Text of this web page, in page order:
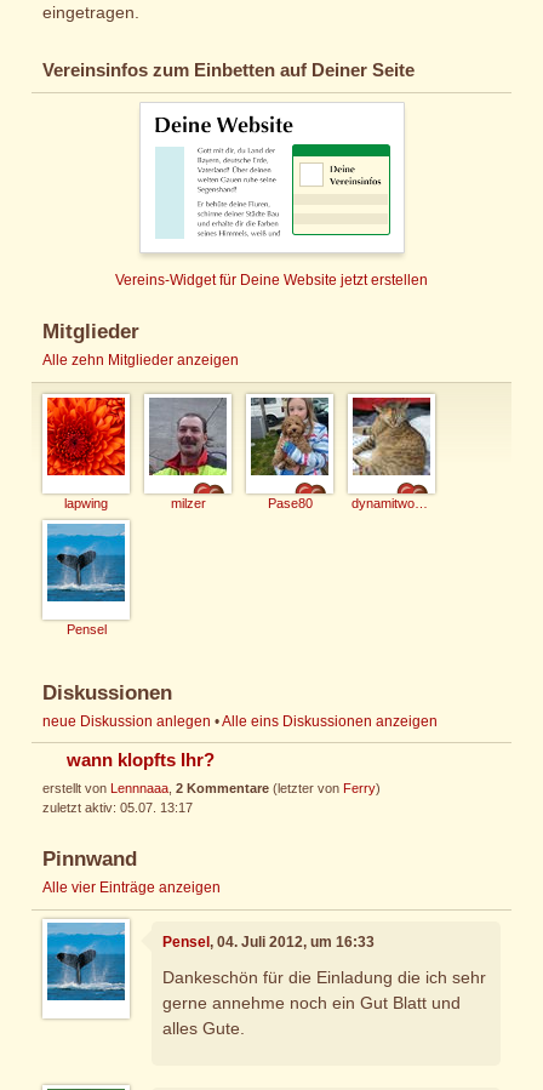
eingetragen.
Vereinsinfos zum Einbetten auf Deiner Seite
Vereins-Widget für Deine Website jetzt erstellen
Mitglieder
Alle zehn Mitglieder anzeigen
lapwing milzer Pase80
Pensel
Diskussionen
neue Diskussion anlegen •Alle eins Diskussionen anzeigen
wann klopfts Ihr?
erstellt von Lennnaaa 2 Kommentare (letzter von Ferry)
zuletzt aktiv: 05.07. 13:17
Pinnwand
Alle vier Einträge anzeigen
Pensel, 04. Juli 2012, um 16:33
Dankeschön für die Einladung die ich sehr
gerne annehme noch ein Gut Blatt und
alles Gute.